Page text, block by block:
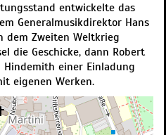
entwickelte das
Generalmusikdirektor Hans
dem Zweiten Weltkrieg
die Geschicke, dann Robert
Hindemith einer Einladung
eigenen Werken.